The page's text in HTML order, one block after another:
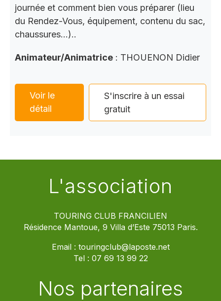
journée et comment bien vous préparer (lieu
du Rendez-Vous, équipement, contenu du sac,
chaussures…)..
Animateur/Animatrice : THOUENON Didier
Voir le
détail
S'inscrire à un essai
gratuit
L'association
TOURING CLUB FRANCILIEN
Résidence Mantoue, 9 Villa d’Este 75013 Paris.
Email : touringclub@laposte.net
Tel : 07 69 13 99 22
Nos partenaires